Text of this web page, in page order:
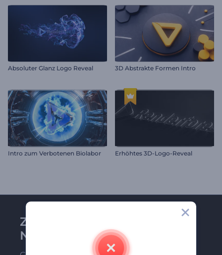
Absoluter Glanz Logo Reveal 3D Abstrakte Formen Intro
Intro zum Verbotenen Biolabor Erhöhtes 3D-Logo-Reveal
Zu Renderforest-
Newsletter anmelden